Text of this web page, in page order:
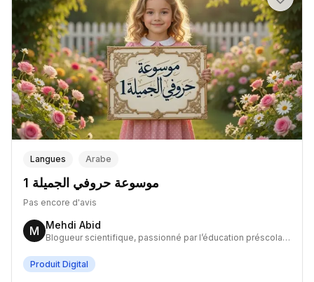
Langues Arabe
موسوعة حروفي الجميلة 1
Pas encore d'avis
M Mehdi Abid
Blogueur scientifique, passionné par l’éducation préscolaire et le développement de micro-projets partant de zéro.
Produit Digital